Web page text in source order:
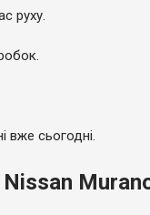
руху.
вже сьогодні.